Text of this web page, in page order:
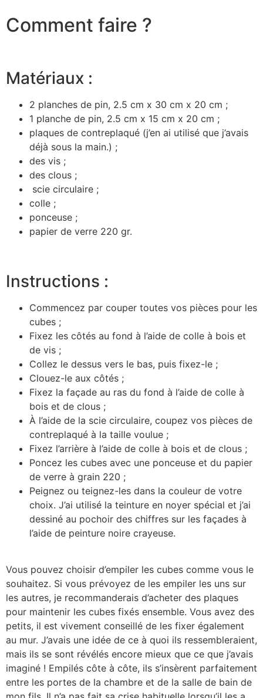
Comment faire ?
Matériaux :
2 planches de pin, 2.5 cm x 30 cm x 20 cm ;
1 planche de pin, 2.5 cm x 15 cm x 20 cm ;
plaques de contreplaqué (j’en ai utilisé que j’avais
déjà sous la main.) ;
des vis ;
des clous ;
scie circulaire ;
colle ;
ponceuse ;
papier de verre 220 gr.
Instructions :
Commencez par couper toutes vos pièces pour les
cubes ;
Fixez les côtés au fond à l’aide de colle à bois et
de vis ;
Collez le dessus vers le bas, puis fixez-le ;
Clouez-le aux côtés ;
Fixez la façade au ras du fond à l’aide de colle à
bois et de clous ;
À l’aide de la scie circulaire, coupez vos pièces de
contreplaqué à la taille voulue ;
Fixez l’arrière à l’aide de colle à bois et de clous ;
Poncez les cubes avec une ponceuse et du papier
de verre à grain 220 ;
Peignez ou teignez-les dans la couleur de votre
choix. J’ai utilisé la teinture en noyer spécial et j’ai
dessiné au pochoir des chiffres sur les façades à
l’aide de peinture noire crayeuse.
Vous pouvez choisir d’empiler les cubes comme vous le
souhaitez. Si vous prévoyez de les empiler les uns sur
les autres, je recommanderais d’acheter des plaques
pour maintenir les cubes fixés ensemble. Vous avez des
petits, il est vivement conseillé de les fixer également
au mur. J’avais une idée de ce à quoi ils ressembleraient,
mais ils se sont révélés encore mieux que ce que j’avais
imaginé ! Empilés côte à côte, ils s’insèrent parfaitement
entre les portes de la chambre et de la salle de bain de